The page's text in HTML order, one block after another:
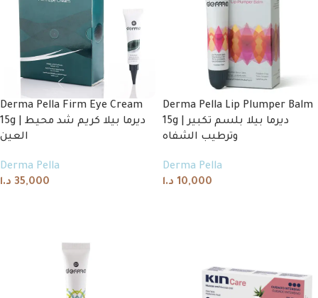
Derma Pella Firm Eye Cream
15g | ديرما بيلا كريم شد محيط
العين
Derma Pella
35,000 د.ا
Derma Pella Lip Plumper Balm
15g | ديرما بيلا بلسم تكبير
وترطيب الشفاه
Derma Pella
10,000 د.ا